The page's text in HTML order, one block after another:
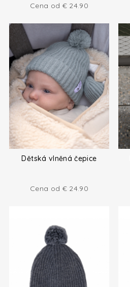
Cena od € 24.90
Dětská vlněná čepice
Cena od € 24.90